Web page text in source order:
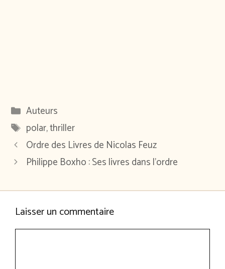
Catégories
Auteurs
Étiquettes
polar,thriller
Ordre des Livres de Nicolas Feuz
Philippe Boxho : Ses livres dans l’ordre
Laisser un commentaire